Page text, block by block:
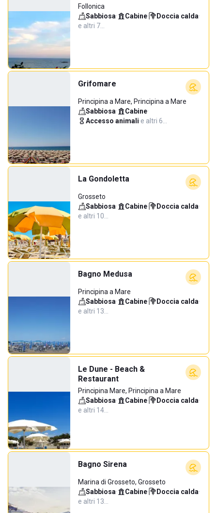
Follonica
Sabbiosa· Cabine· Doccia calda·
e altri 7…
Grifomare
Principina a Mare, Principina a Mare
Sabbiosa· Cabine·
Accesso animali·e altri 6…
La Gondoletta
Grosseto
Sabbiosa· Cabine· Doccia calda·
e altri 10…
Bagno Medusa
Principina a Mare
Sabbiosa· Cabine· Doccia calda·
e altri 13…
Le Dune - Beach &
Restaurant
Principina Mare, Principina a Mare
Sabbiosa· Cabine· Doccia calda·
e altri 14…
Bagno Sirena
Marina di Grosseto, Grosseto
Sabbiosa· Cabine· Doccia calda·
e altri 13…